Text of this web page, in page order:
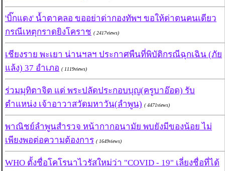
'บิ๊กแดง' น้ำตาคลอ ขออย่าด่ากองทัพฯ ขอให้ด่าตนคนเดียว
กรณีเหตุกราดยิงโคราช ( 2417views)
เชียงราย พะเยา น่านฯลฯ ประกาศพืนที่พิบัติกรณีฉุกเฉิน (ภัย
แล้ง) 37 อำเภอ ( 1119views)
ร่วมมุทิตาจิต แด่ พระปลัดประกอบบุญ(ครูบาอ๊อด) รับ
ตำแหน่ง เจ้าอาวาสวัดมหาวัน(ลำพูน) ( 4471views)
พาณิชย์ลำพูนสำรวจ หน้ากากอนามัย พบยังมีของน้อย ไม่
เพียงพอต่อความต้องการ ( 1649views)
WHO ตั้งชื่อโคโรนาไวรัสใหม่ว่า "COVID - 19" เลี่ยงชื่อที่ได้